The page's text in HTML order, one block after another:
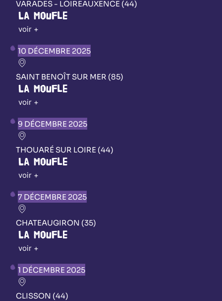
VARADES - LOIREAUXENCE (44)
La Moufle
voir +
10 DÉCEMBRE 2025
SAINT BENOÎT SUR MER (85)
La Moufle
voir +
9 DÉCEMBRE 2025
THOUARÉ SUR LOIRE (44)
La Moufle
voir +
7 DÉCEMBRE 2025
CHATEAUGIRON (35)
La Moufle
voir +
1 DÉCEMBRE 2025
CLISSON (44)